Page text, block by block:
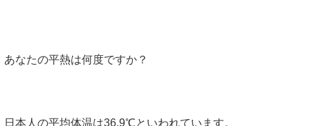
あなたの平熱は何度ですか？
日本人の平均体温は36.9℃といわれています。